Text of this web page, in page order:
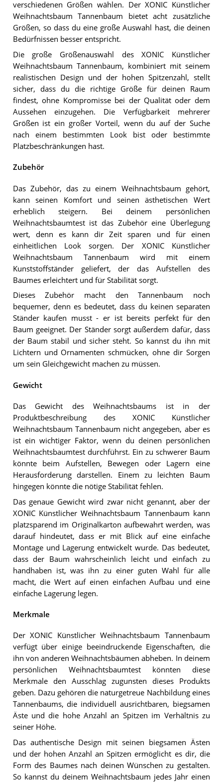
verschiedenen Größen wählen. Der XONIC Künstlicher
Weihnachtsbaum Tannenbaum bietet acht zusätzliche
Größen, so dass du eine große Auswahl hast, die deinen
Bedürfnissen besser entspricht.
Die große Größenauswahl des XONIC Künstlicher
Weihnachtsbaum Tannenbaum, kombiniert mit seinem
realistischen Design und der hohen Spitzenzahl, stellt
sicher, dass du die richtige Größe für deinen Raum
findest, ohne Kompromisse bei der Qualität oder dem
Aussehen einzugehen. Die Verfügbarkeit mehrerer
Größen ist ein großer Vorteil, wenn du auf der Suche
nach einem bestimmten Look bist oder bestimmte
Platzbeschränkungen hast.
Zubehör
Das Zubehör, das zu einem Weihnachtsbaum gehört,
kann seinen Komfort und seinen ästhetischen Wert
erheblich steigern. Bei deinem persönlichen
Weihnachtsbaumtest ist das Zubehör eine Überlegung
wert, denn es kann dir Zeit sparen und für einen
einheitlichen Look sorgen. Der XONIC Künstlicher
Weihnachtsbaum Tannenbaum wird mit einem
Kunststoffständer geliefert, der das Aufstellen des
Baumes erleichtert und für Stabilität sorgt.
Dieses Zubehör macht den Tannenbaum noch
bequemer, denn es bedeutet, dass du keinen separaten
Ständer kaufen musst - er ist bereits perfekt für den
Baum geeignet. Der Ständer sorgt außerdem dafür, dass
der Baum stabil und sicher steht. So kannst du ihn mit
Lichtern und Ornamenten schmücken, ohne dir Sorgen
um sein Gleichgewicht machen zu müssen.
Gewicht
Das Gewicht des Weihnachtsbaums ist in der
Produktbeschreibung des XONIC Künstlicher
Weihnachtsbaum Tannenbaum nicht angegeben, aber es
ist ein wichtiger Faktor, wenn du deinen persönlichen
Weihnachtsbaumtest durchführst. Ein zu schwerer Baum
könnte beim Aufstellen, Bewegen oder Lagern eine
Herausforderung darstellen. Einem zu leichten Baum
hingegen könnte die nötige Stabilität fehlen.
Das genaue Gewicht wird zwar nicht genannt, aber der
XONIC Künstlicher Weihnachtsbaum Tannenbaum kann
platzsparend im Originalkarton aufbewahrt werden, was
darauf hindeutet, dass er mit Blick auf eine einfache
Montage und Lagerung entwickelt wurde. Das bedeutet,
dass der Baum wahrscheinlich leicht und einfach zu
handhaben ist, was ihn zu einer guten Wahl für alle
macht, die Wert auf einen einfachen Aufbau und eine
einfache Lagerung legen.
Merkmale
Der XONIC Künstlicher Weihnachtsbaum Tannenbaum
verfügt über einige beeindruckende Eigenschaften, die
ihn von anderen Weihnachtsbäumen abheben. In deinem
persönlichen Weihnachtsbaumtest könnten diese
Merkmale den Ausschlag zugunsten dieses Produkts
geben. Dazu gehören die naturgetreue Nachbildung eines
Tannenbaums, die individuell ausrichtbaren, biegsamen
Äste und die hohe Anzahl an Spitzen im Verhältnis zu
seiner Höhe.
Das authentische Design mit seinen biegsamen Ästen
und der hohen Anzahl an Spitzen ermöglicht es dir, die
Form des Baumes nach deinen Wünschen zu gestalten.
So kannst du deinem Weihnachtsbaum jedes Jahr einen